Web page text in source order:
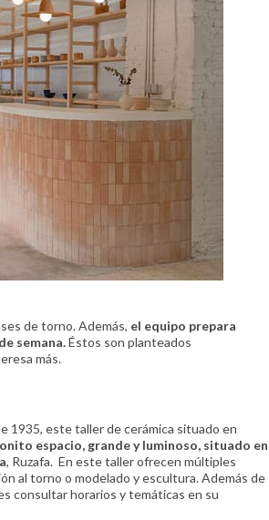
de torno. Además, el equipo prepara
semana.Éstos son planteados
más.
1935, este taller de cerámica situado en
espacio, grande y luminoso, situado en
, Ruzafa. En este taller ofrecen múltiples
al torno o modelado y escultura. Además de
consultar horarios y temáticas en su